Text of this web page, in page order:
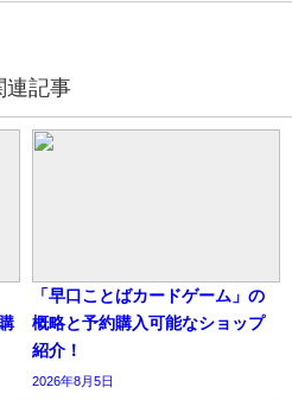
連記事
「早口ことばカードゲーム」の
概略と予約購入可能なショップ
紹介！
2026年8月5日